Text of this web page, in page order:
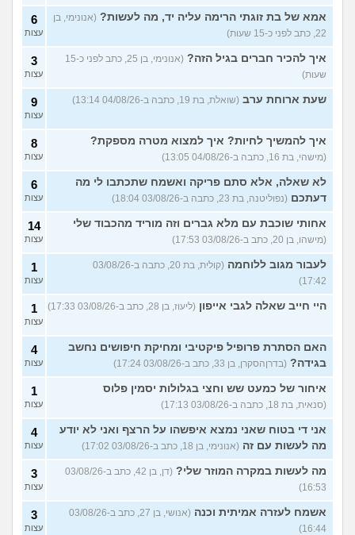
השותפה בחדר לומדת עם
שותפה אחרת מהדירה כל הזמן
בחדר (דבורה, בת 23)
2
אמא של בת זוגתי הרימה עליה יד, מה לעשות? (אנונימי, בן
22, כתב לפני כ-15 שעות)
6
עצות
איך להכיר חברים בגיל הזה?
(אנונימי, בן 25, כתב לפני כ-15
שעות)
3
עצות
שעת ארוחת ערב (שואלת, בת 19, כתבה ב-04/08/26 13:14) 9
עצות
איך להמשיך לחיות? איך למצוא מטרה מספקת?
(מישהי, בת 16, כתבה ב-04/08/26 13:05)
8
עצות
לא שאלה, אלא סתם פריקה ואשמח שתכתבו לי מה
דעתכם (נפוליטנה, בת 23, כתבה ב-03/08/26 18:04)
6
עצות
אחותי שוכבת עם מלא גברים וזה מוריד מהכבוד שלי
(מישהו, בן 20, כתב ב-03/08/26 17:53)
14
עצות
לעבור מגוב ללוחמה
(קולית, בת 20, כתבה ב-03/08/26
17:42)
1
עצות
היי חייב שאלה לגבי אייפון (ליעוז, בן 28, כתב ב-03/08/26 17:33) 1
עצות
האם הסתרת פרופיל פיקטיבי ומחיקת חיפושים נחשב
בגידה? (בדרןהסקרן, בן 33, כתב ב-03/08/26 17:24)
4
עצות
איחור של כמעט שש וחצי בגלולות יסמין פלוס
(סנאית, בת 18, כתבה ב-03/08/26 17:13)
1
עצות
אני די בטוח שאני נמצא איפשהו על הרצף ואני לא יודע
מה לעשות עם זה (אנונימי, בן 18, כתב ב-03/08/26 17:02)
4
עצות
מה לעשות במקרה המוזר שלי?
(דן, בן 42, כתב ב-03/08/26
16:53)
3
עצות
אשמח לעזרה אמיתית וכנה
(אנושי, בן 27, כתב ב-03/08/26
16:44)
3
עצות